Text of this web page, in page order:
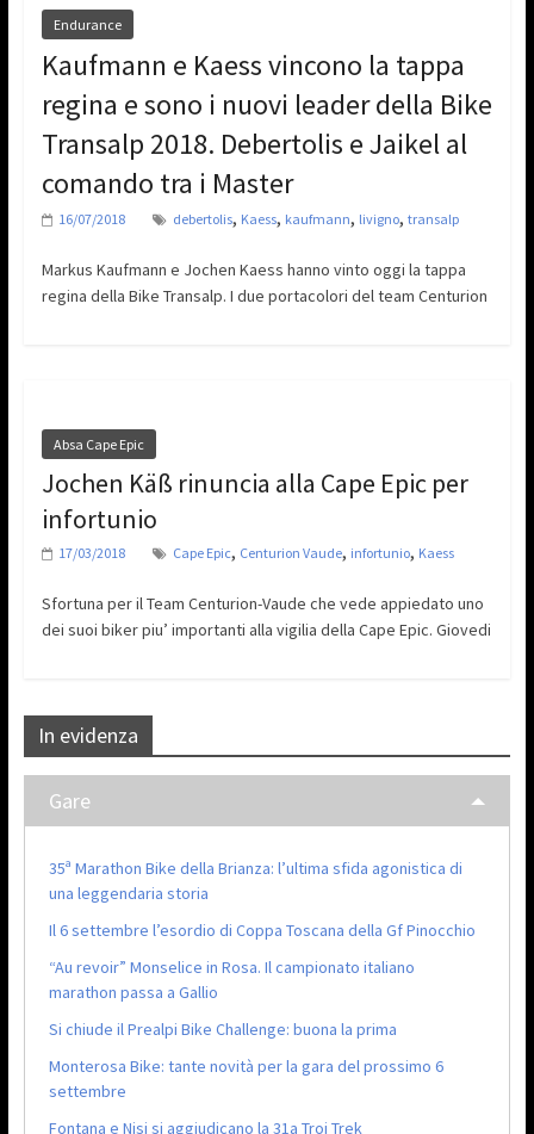
Endurance
Kaufmann e Kaess vincono la tappa
regina e sono i nuovi leader della Bike
Transalp 2018. Debertolis e Jaikel al
comando tra i Master
16/07/2018 debertolis, Kaess, kaufmann, livigno, transalp
Markus Kaufmann e Jochen Kaess hanno vinto oggi la tappa
regina della Bike Transalp. I due portacolori del team Centurion
Absa Cape Epic
Jochen Käß rinuncia alla Cape Epic per
infortunio
17/03/2018 Cape Epic, Centurion Vaude, infortunio, Kaess
Sfortuna per il Team Centurion-Vaude che vede appiedato uno
dei suoi biker piu’ importanti alla vigilia della Cape Epic. Giovedi
In evidenza
Gare
35ª Marathon Bike della Brianza: l’ultima sfida agonistica di
una leggendaria storia
Il 6 settembre l’esordio di Coppa Toscana della Gf Pinocchio
“Au revoir” Monselice in Rosa. Il campionato italiano
marathon passa a Gallio
Si chiude il Prealpi Bike Challenge: buona la prima
Monterosa Bike: tante novità per la gara del prossimo 6
settembre
Fontana e Nisi si aggiudicano la 31a Troi Trek